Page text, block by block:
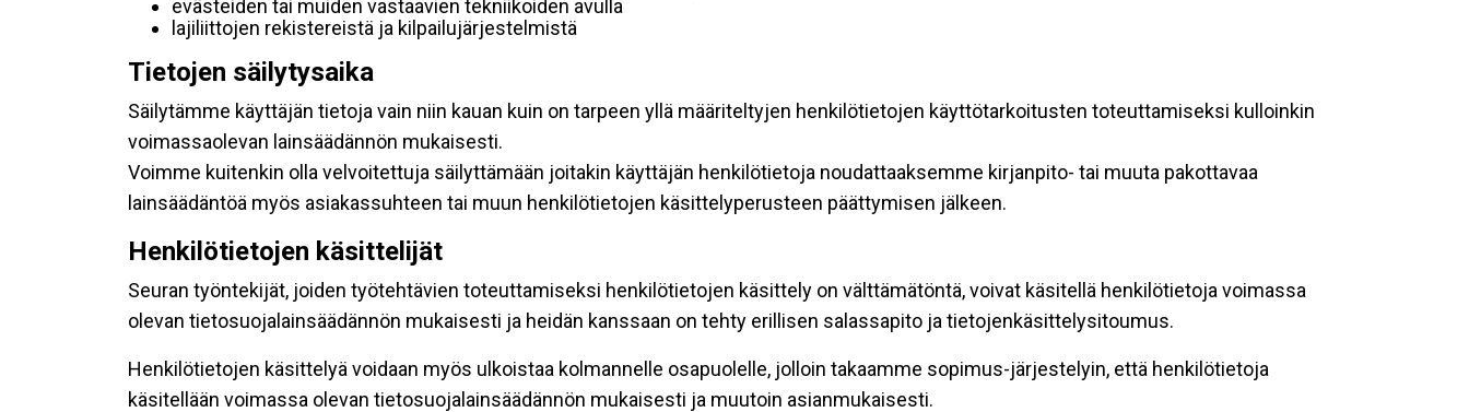
evästeiden tai muiden vastaavien tekniikoiden avulla
lajiliittojen rekistereistä ja kilpailujärjestelmistä
Tietojen säilytysaika
Säilytämme käyttäjän tietoja vain niin kauan kuin on tarpeen yllä määriteltyjen henkilötietojen käyttötarkoitusten toteuttamiseksi kulloinkin
voimassaolevan lainsäädännön mukaisesti.
Voimme kuitenkin olla velvoitettuja säilyttämään joitakin käyttäjän henkilötietoja noudattaaksemme kirjanpito- tai muuta pakottavaa
lainsäädäntöä myös asiakassuhteen tai muun henkilötietojen käsittelyperusteen päättymisen jälkeen.
Henkilötietojen käsittelijät
Seuran työntekijät, joiden työtehtävien toteuttamiseksi henkilötietojen käsittely on välttämätöntä, voivat käsitellä henkilötietoja voimassa
olevan tietosuojalainsäädännön mukaisesti ja heidän kanssaan on tehty erillisen salassapito ja tietojenkäsittelysitoumus.
Henkilötietojen käsittelyä voidaan myös ulkoistaa kolmannelle osapuolelle, jolloin takaamme sopimus-järjestelyin, että henkilötietoja
käsitellään voimassa olevan tietosuojalainsäädännön mukaisesti ja muutoin asianmukaisesti.